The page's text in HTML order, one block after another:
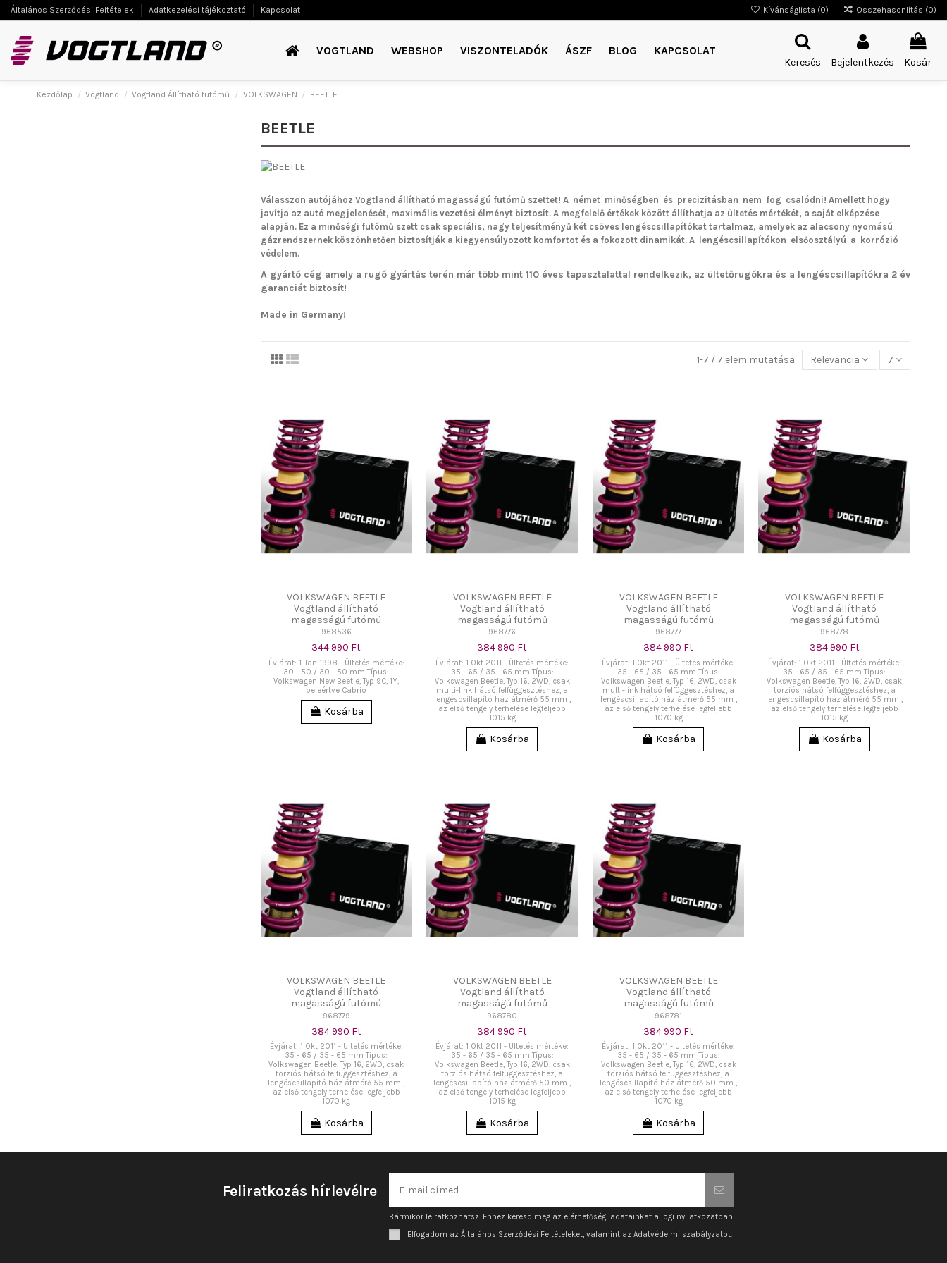
Általános Szerződési Feltételek Adatkezelési tájékoztató Kapcsolat Kívánságlista (0) Összehasonlítás (0)
VOGTLAND WEBSHOP VISZONTELADÓK ÁSZF BLOG KAPCSOLAT
Keresés Bejelentkezés Kosár
Kezdőlap Vogtland Vogtland Állítható futómű VOLKSWAGEN BEETLE
BEETLE
Válasszon autójához Vogtland állítható magasságú futómű szettet! A német minőségben és precizitásban nem fog csalódni! Amellett hogy
javítja az autó megjelenését, maximális vezetési élményt biztosít. A megfelelő értékek között állíthatja az ültetés mértékét, a saját elképzése
alapján. Ez a minőségi futómű szett csak speciális, nagy teljesítményű két csöves lengéscsillapítókat tartalmaz, amelyek az alacsony nyomású
gázrendszernek köszönhetően biztosítják a kiegyensúlyozott komfortot és a fokozott dinamikát. A lengéscsillapítókon elsőosztályú a korrózió
védelem.
A gyártó cég amely a rugó gyártás terén már több mint 110 éves tapasztalattal rendelkezik, az ültetőrugókra és a lengéscsillapítókra 2 év
garanciát biztosít!
Made in Germany!
1-7 / 7 elem mutatása Relevancia 7
VOLKSWAGEN BEETLE
Vogtland állítható
magasságú futómű
968536
344 990 Ft
Évjárat: 1 Jan 1998 - Ültetés mértéke:
30 - 50 / 30 - 50 mm Típus:
Volkswagen New Beetle, Typ 9C, 1Y,
beleértve Cabrio
Kosárba
VOLKSWAGEN BEETLE
Vogtland állítható
magasságú futómű
968776
384 990 Ft
Évjárat: 1 Okt 2011 - Ültetés mértéke:
35 - 65 / 35 - 65 mm Típus:
Volkswagen Beetle, Typ 16, 2WD, csak
multi-link hátsó felfüggesztéshez, a
lengéscsillapító ház átmérő 55 mm ,
az első tengely terhelése legfeljebb
1015 kg
Kosárba
VOLKSWAGEN BEETLE
Vogtland állítható
magasságú futómű
968777
384 990 Ft
Évjárat: 1 Okt 2011 - Ültetés mértéke:
35 - 65 / 35 - 65 mm Típus:
Volkswagen Beetle, Typ 16, 2WD, csak
multi-link hátsó felfüggesztéshez, a
lengéscsillapító ház átmérő 55 mm ,
az első tengely terhelése legfeljebb
1070 kg
Kosárba
VOLKSWAGEN BEETLE
Vogtland állítható
magasságú futómű
968778
384 990 Ft
Évjárat: 1 Okt 2011 - Ültetés mértéke:
35 - 65 / 35 - 65 mm Típus:
Volkswagen Beetle, Typ 16, 2WD, csak
torziós hátsó felfüggesztéshez, a
lengéscsillapító ház átmérő 55 mm ,
az első tengely terhelése legfeljebb
1015 kg
Kosárba
VOLKSWAGEN BEETLE
Vogtland állítható
magasságú futómű
968779
384 990 Ft
Évjárat: 1 Okt 2011 - Ültetés mértéke:
35 - 65 / 35 - 65 mm Típus:
Volkswagen Beetle, Typ 16, 2WD, csak
torziós hátsó felfüggesztéshez, a
lengéscsillapító ház átmérő 55 mm ,
az első tengely terhelése legfeljebb
1070 kg
Kosárba
VOLKSWAGEN BEETLE
Vogtland állítható
magasságú futómű
968780
384 990 Ft
Évjárat: 1 Okt 2011 - Ültetés mértéke:
35 - 65 / 35 - 65 mm Típus:
Volkswagen Beetle, Typ 16, 2WD, csak
torziós hátsó felfüggesztéshez, a
lengéscsillapító ház átmérő 50 mm ,
az első tengely terhelése legfeljebb
1015 kg
Kosárba
VOLKSWAGEN BEETLE
Vogtland állítható
magasságú futómű
968781
384 990 Ft
Évjárat: 1 Okt 2011 - Ültetés mértéke:
35 - 65 / 35 - 65 mm Típus:
Volkswagen Beetle, Typ 16, 2WD, csak
torziós hátsó felfüggesztéshez, a
lengéscsillapító ház átmérő 50 mm ,
az első tengely terhelése legfeljebb
1070 kg
Kosárba
Feliratkozás hírlevélre
Bármikor leiratkozhatsz. Ehhez keresd meg az elérhetőségi adatainkat a jogi nyilatkozatban.
Elfogadom az Általános Szerződési Feltételeket, valamint az Adatvédelmi szabályzatot.